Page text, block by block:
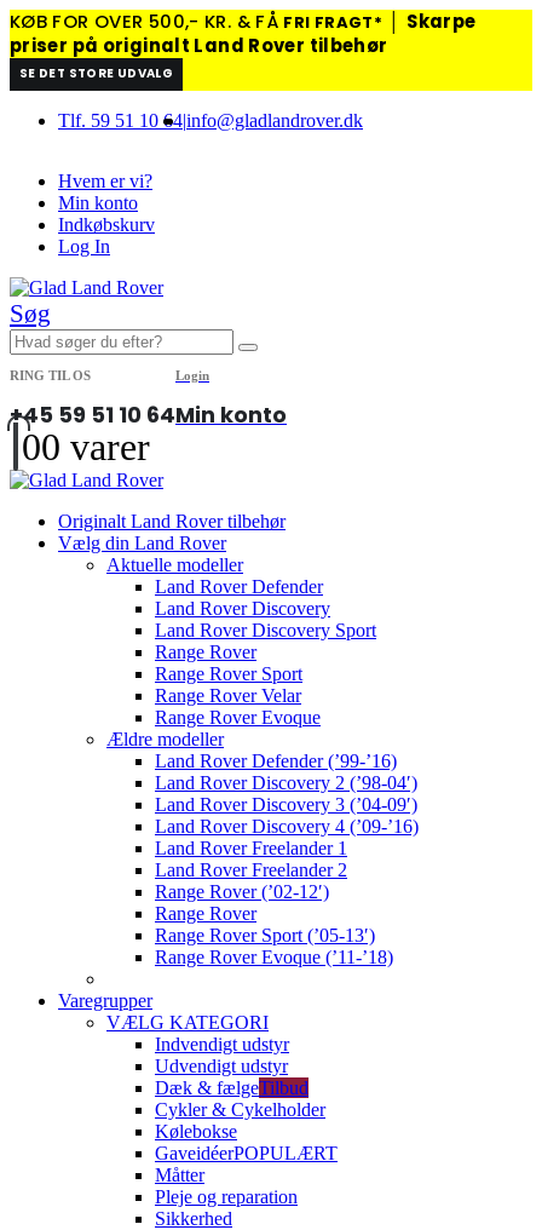
KØB FOR OVER 500,- KR. & FÅ FRI FRAGT*
Skarpe
priser på originalt Land Rover tilbehør
SE DET STORE UDVALG
Tlf. 59 51 10 64|info@gladlandrover.dk
Hvem er vi?
Min konto
Indkøbskurv
Log In
Søg
RING TIL OS
+45 59 51 10 64
Login
Min konto
00 varer
Originalt Land Rover tilbehør
Vælg din Land Rover
Aktuelle modeller
Land Rover Defender
Land Rover Discovery
Land Rover Discovery Sport
Range Rover
Range Rover Sport
Range Rover Velar
Range Rover Evoque
Ældre modeller
Land Rover Defender (’99-’16)
Land Rover Discovery 2 (’98-04′)
Land Rover Discovery 3 (’04-09′)
Land Rover Discovery 4 (’09-’16)
Land Rover Freelander 1
Land Rover Freelander 2
Range Rover (’02-12′)
Range Rover
Range Rover Sport (’05-13′)
Range Rover Evoque (’11-’18)
Varegrupper
VÆLG KATEGORI
Indvendigt udstyr
Udvendigt udstyr
Dæk & fælgeTilbud
Cykler & Cykelholder
Kølebokse
GaveidéerPOPULÆRT
Måtter
Pleje og reparation
Sikkerhed